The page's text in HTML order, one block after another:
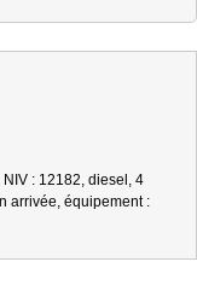
: 12182, diesel, 4
arrivée, équipement :